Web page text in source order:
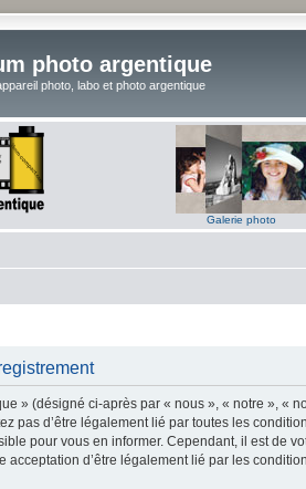
photo argentique
photo, labo et photo argentique
Galerie photo
» (désigné ci-après par « nous », « notre », «
pas d’être légalement lié par toutes les
pour vous en informer. Cependant, il est de
acceptation d’être légalement lié par les